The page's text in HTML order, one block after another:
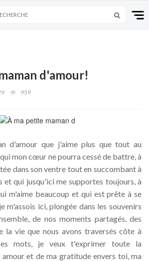
d'amour!
959
d'amour que j'aime plus que tout au
mon cœur ne pourra cessé de battre, à
dans son ventre tout en succombant à
et qui jusqu'ici me supportes toujours, à
m'aime beaucoup et qui est prête à se
m'assois ici, plongée dans les souvenirs
de nos moments partagés, des
la vie que nous avons traversés côte à
mots, je veux t'exprimer toute la
et de ma gratitude envers toi, ma